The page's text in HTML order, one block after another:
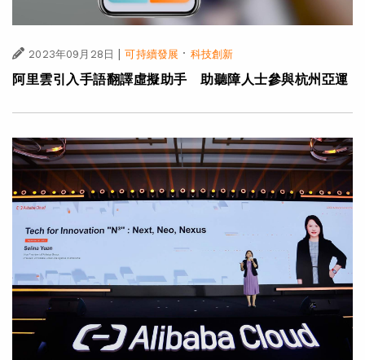
2023年09月28日 | 可持續發展 · 科技創新
阿里雲引入手語翻譯虛擬助手 助聽障人士參與杭州亞運